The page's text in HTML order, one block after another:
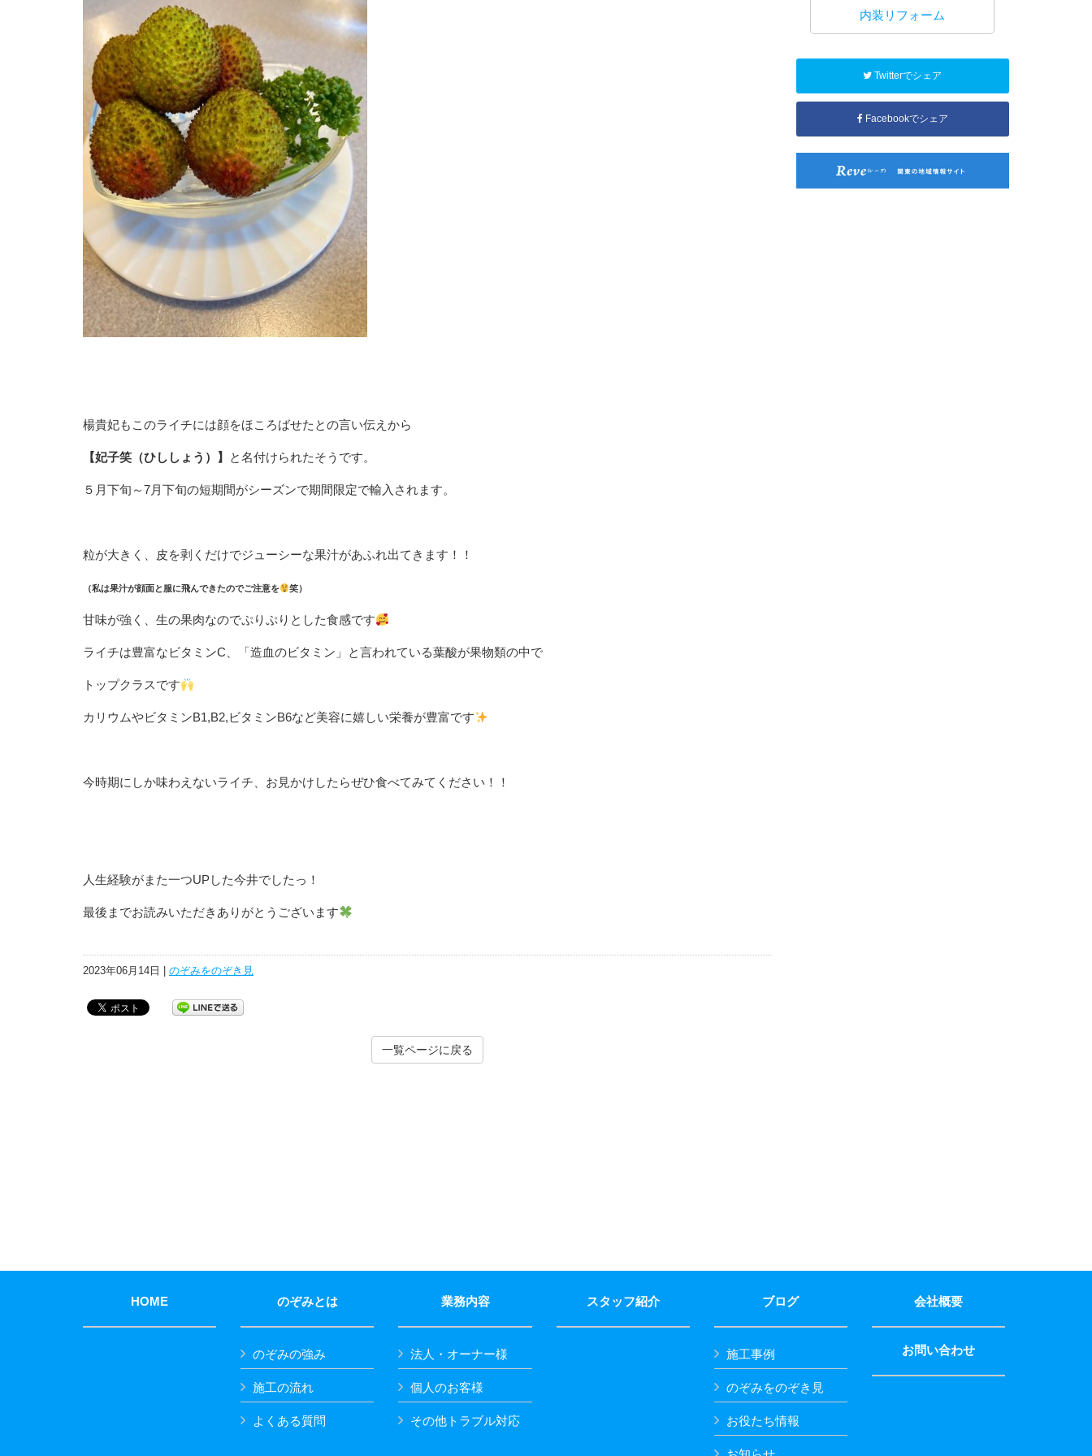
楊貴妃もこのライチには顔をほころばせたとの言い伝えから
【妃子笑（ひししょう）】 と名付けられたそうです。
５月下旬～7月下旬の短期間がシーズンで期間限定で輸入されます。
粒が大きく、皮を剥くだけでジューシーな果汁があふれ出てきます！！
（私は果汁が顔面と服に飛んできたのでご注意を 笑）
甘味が強く、生の果肉なのでぷりぷりとした食感です
ライチは豊富なビタミンC、「造血のビタミン」と言われている葉酸が果物類の中で
トップクラスです
カリウムやビタミンB1,B2,ビタミンB6など美容に嬉しい栄養が豊富です
今時期にしか味わえないライチ、お見かけしたらぜひ食べてみてください！！
人生経験がまた一つUPした今井でしたっ！
最後までお読みいただきありがとうございます
2023年06月14日 | のぞみをのぞき見
一覧ページに戻る
内装リフォーム
Twitterでシェア
Facebookでシェア
HOME のぞみとは
のぞみの強み
施工の流れ
よくある質問
業務内容
法人・オーナー様
個人のお客様
その他トラブル対応
スタッフ紹介 ブログ
施工事例
のぞみをのぞき見
お役たち情報
会社概要
お問い合わせ